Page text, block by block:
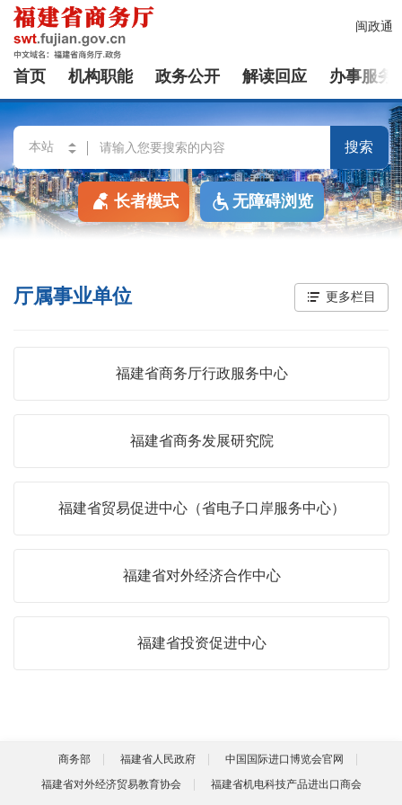
闽政通
首页 机构职能 政务公开 解读回应 办事服务
搜索
长者模式 无障碍浏览
厅属事业单位 更多栏目
福建省商务厅行政服务中心
福建省商务发展研究院
福建省贸易促进中心（省电子口岸服务中心）
福建省对外经济合作中心
福建省投资促进中心
商务部 福建省人民政府
中国国际进口博览会官网
福建省对外经济贸易教育协会
福建省机电科技产品进出口商会